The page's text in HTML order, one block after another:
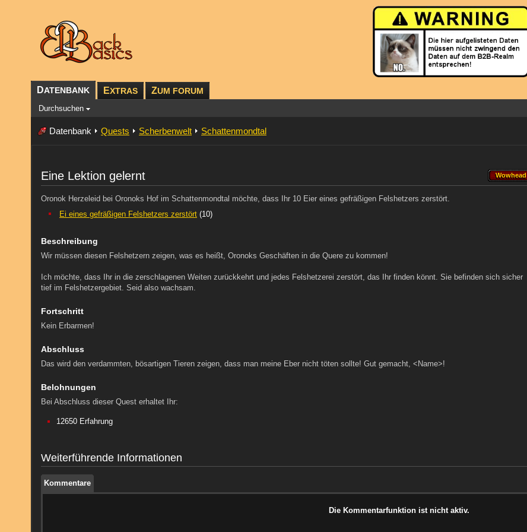
DATENBANK EXTRAS ZUM FORUM
Durchsuchen
Datenbank Quests Scherbenwelt Schattenmondtal
Wowhead
Wowhead
Eine Lektion gelernt
Oronok Herzeleid bei Oronoks Hof im Schattenmondtal möchte, dass Ihr 10 Eier eines gefräßigen Felshetzers zerstört.
Ei eines gefräßigen Felshetzers zerstört (10)
Beschreibung
Wir müssen diesen Felshetzern zeigen, was es heißt, Oronoks Geschäften in die Quere zu kommen!
Ich möchte, dass Ihr in die zerschlagenen Weiten zurückkehrt und jedes Felshetzerei zerstört, das Ihr finden könnt. Sie befinden sich sicher
tief im Felshetzergebiet. Seid also wachsam.
Fortschritt
Kein Erbarmen!
Abschluss
Das wird den verdammten, bösartigen Tieren zeigen, dass man meine Eber nicht töten sollte! Gut gemacht, <Name>!
Belohnungen
Bei Abschluss dieser Quest erhaltet Ihr:
12650 Erfahrung
Weiterführende Informationen
Kommentare
Die Kommentarfunktion ist nicht aktiv.